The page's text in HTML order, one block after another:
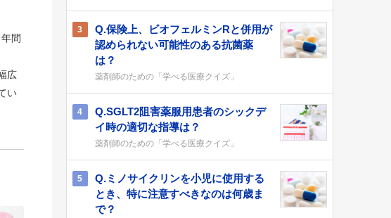
間
広
い
3
Q.保険上、ビオフェルミンRと併用が
認められない可能性のある抗菌薬
は？
薬剤師のための「学べる医療クイズ」
4
Q.SGLT2阻害薬服用患者のシックデ
イ時の適切な指導は？
薬剤師のための「学べる医療クイズ」
5
Q.ミノサイクリンを小児に使用する
とき、特に注意すべきなのは何歳ま
で？